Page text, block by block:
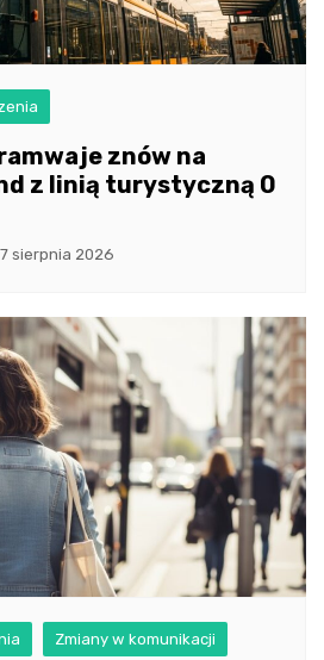
znów na
z linią turystyczną 0
7 sierpnia 2026
Zmiany w komunikacji